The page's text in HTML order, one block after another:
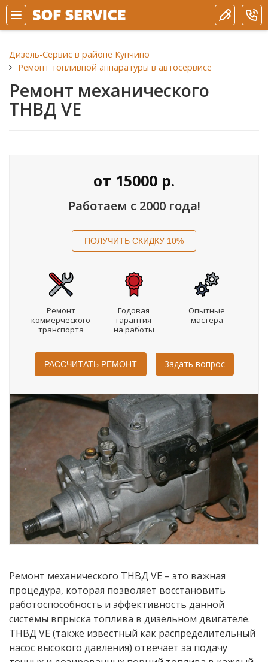
Дизель-Сервис в районе Купчино
Ремонт топливной аппаратуры в автосервисе
Ремонт механического
ТНВД VE
от 15000 р.
Работаем с 2000 года!
Ремонт
коммерческого
транспорта
Годовая
гарантия
на работы
Опытные
мастера
Задать вопрос
Ремонт механического ТНВД VE – это важная
процедура, которая позволяет восстановить
работоспособность и эффективность данной
системы впрыска топлива в дизельном двигателе.
ТНВД VE (также известный как распределительный
насос высокого давления) отвечает за подачу